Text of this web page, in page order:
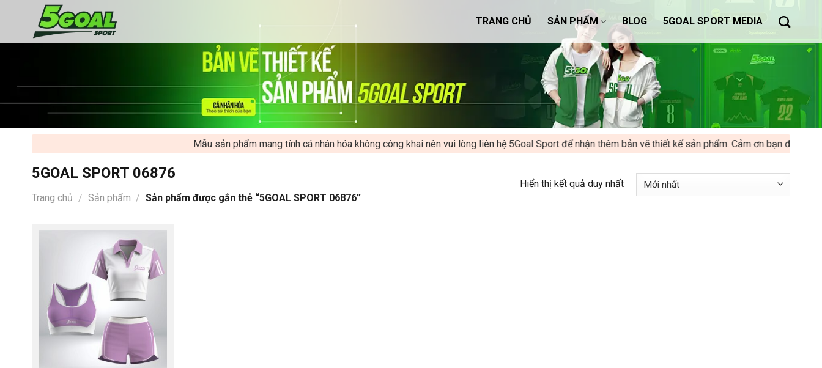
TRANG CHỦ SẢN PHẨM BLOG 5GOAL SPORT MEDIA
Mẫu sản phẩm mang tính cá nhân hóa không công khai nên vui lòng liên hệ 5Goal Sport để nhận thêm bản vẽ thiết kế sản phẩm. Cảm ơn bạn đã ủng hộ
5GOAL SPORT 06876
Trang chủ / Sản phẩm / Sản phẩm được gắn thẻ “5GOAL SPORT 06876”
Hiển thị kết quả duy nhất